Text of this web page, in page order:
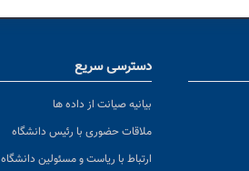
دسترسی سریع
بیانیه صیانت از داده ها
ملاقات حضوری با رئیس دانشگاه
ارتباط با ریاست و مسئولین دانشگاه